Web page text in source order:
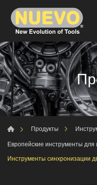
Продукты
Европейские инструменты
Инструменты синхронизации